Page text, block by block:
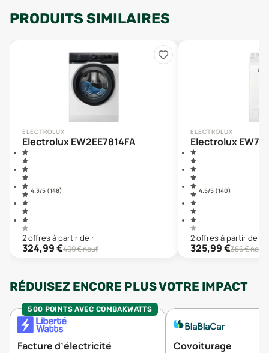
PRODUITS SIMILAIRES
ELECTROLUX
Electrolux EW2EE7814FA
4.3/5 (148)
2offresà partir de :
324,99€499€ neuf
ELECTROLUX
Electrolux
4.5/5 (140)
2offresà partir de :
325,99€386€ neuf
RÉDUISEZ ENCORE PLUS VOTRE IMPACT
500 POINTS AVEC COMBAKWATTS
Facture d’électricité Covoiturage